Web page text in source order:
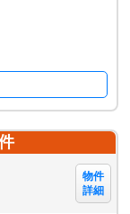
物件
詳細